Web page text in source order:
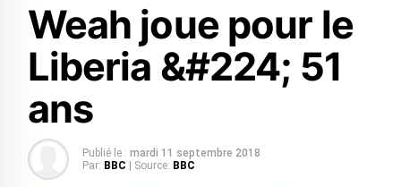
Weah joue pour le
Liberia &#224; 51
ans
Publié le : mardi 11 septembre 2018
Par: BBC | Source: BBC